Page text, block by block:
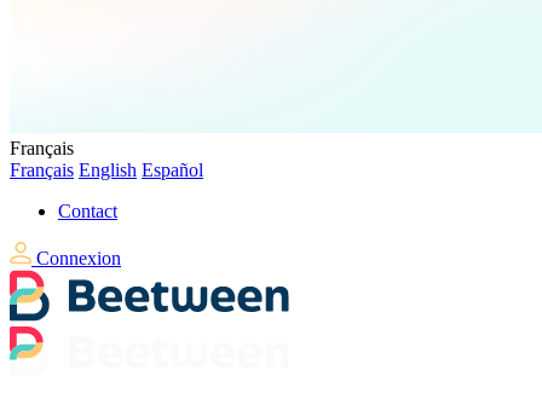
Français
Français English Español
Contact
Connexion